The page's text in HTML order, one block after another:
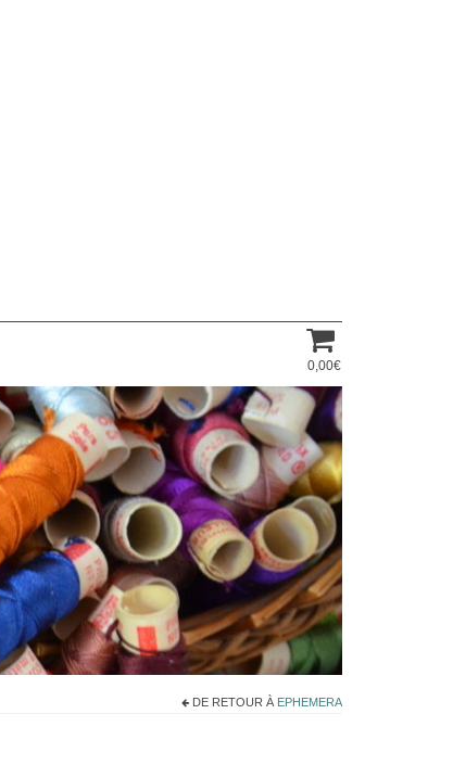
0,00€
DE RETOUR À EPHEMERA